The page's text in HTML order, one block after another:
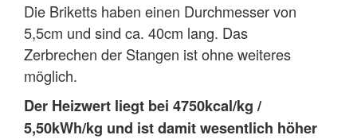
Die Briketts haben einen Durchmesser von
5,5cm und sind ca. 40cm lang. Das
Zerbrechen der Stangen ist ohne weiteres
möglich.
Der Heizwert liegt bei 4750kcal/kg /
5,50kWh/kg und ist damit wesentlich höher